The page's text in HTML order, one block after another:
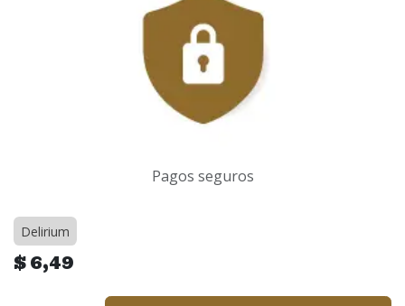
Pagos seguros
Delirium
$6,49